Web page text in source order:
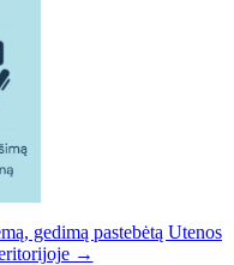
gedimą pastebėtą Utenos
→